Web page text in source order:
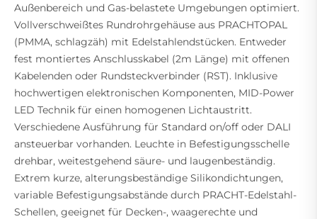
Außenbereich und Gas-belastete Umgebungen optimiert.
Vollverschweißtes Rundrohrgehäuse aus PRACHTOPAL
(PMMA, schlagzäh) mit Edelstahlendstücken. Entweder
fest montiertes Anschlusskabel (2m Länge) mit offenen
Kabelenden oder Rundsteckverbinder (RST). Inklusive
hochwertigen elektronischen Komponenten, MID-Power
LED Technik für einen homogenen Lichtaustritt.
Verschiedene Ausführung für Standard on/off oder DALI
ansteuerbar vorhanden. Leuchte in Befestigungsschelle
drehbar, weitestgehend säure- und laugenbeständig.
Extrem kurze, alterungsbeständige Silikondichtungen,
variable Befestigungsabstände durch PRACHT-Edelstahl-
Schellen, geeignet für Decken-, waagerechte und